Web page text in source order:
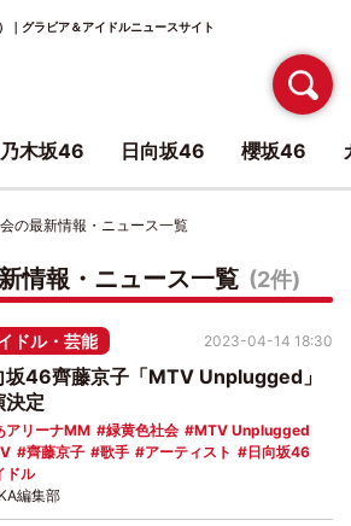
｜グラビア＆アイドルニュースサイト
の最新情報・ニュース一覧
情報・ニュース一覧 (2件)
ドル・芸能
坂46齊藤京子「MTV Unplugged」
決定
アリーナMM 緑黄色社会
MTV Unplugged
齊藤京子 歌手 アーティスト
日向坂46
ドル
2023-04-14 18:30
編集部
乃木坂46 日向坂46 櫻坂46